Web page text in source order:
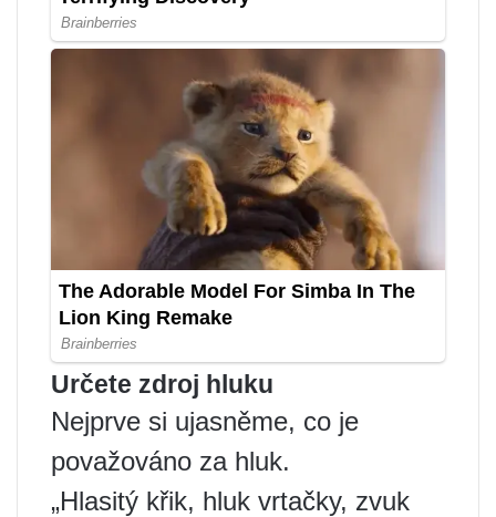
Určete zdroj hluku
Nejprve si ujasněme, co je
považováno za hluk.
„Hlasitý křik, hluk vrtačky, zvuk